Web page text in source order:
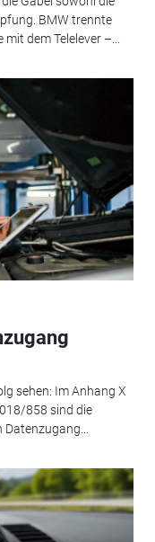
BMW trennte
dem Telelever –...
sehen: Im Anhang X
858 sind die